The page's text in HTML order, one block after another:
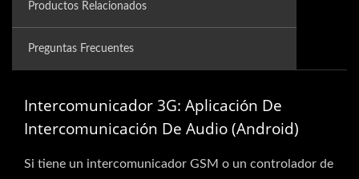
Productos Relacionados
Preguntas Frecuentes
Intercomunicador 3G: Aplicación De
Intercomunicación De Audio (Android)
Si tiene un intercomunicador GSM o un controlador de